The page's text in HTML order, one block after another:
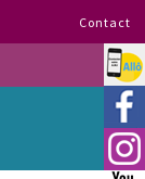
Contact
Allo